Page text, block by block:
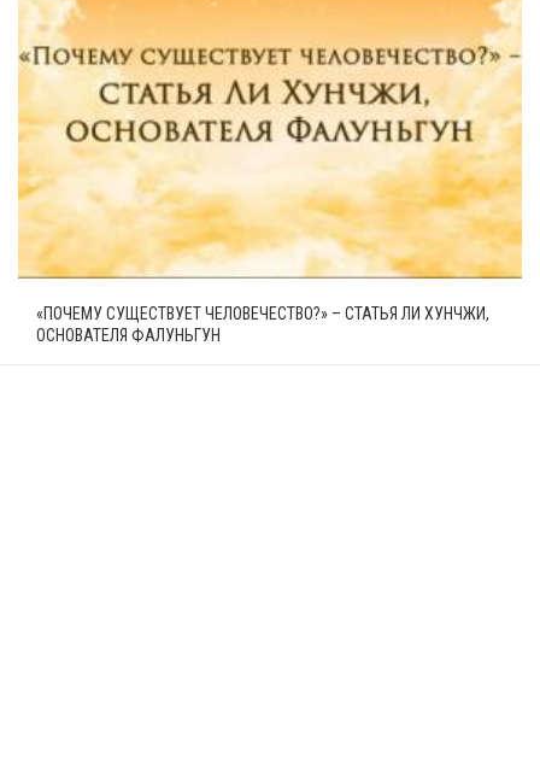
«ПОЧЕМУ СУЩЕСТВУЕТ ЧЕЛОВЕЧЕСТВО?» – СТАТЬЯ ЛИ ХУНЧЖИ,
ОСНОВАТЕЛЯ ФАЛУНЬГУН